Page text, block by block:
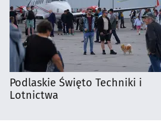
Podlaskie Święto Techniki i
Lotnictwa